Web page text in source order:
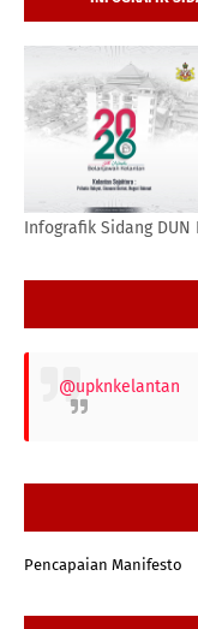
Infografik Sidang
@upknkelantan
Pencapaian Manifesto